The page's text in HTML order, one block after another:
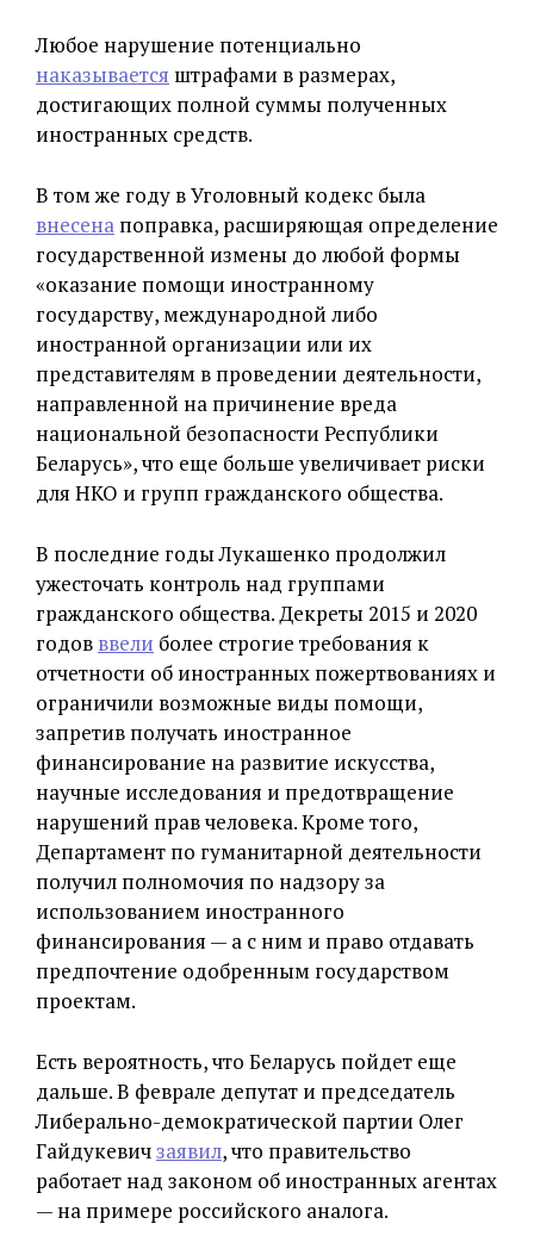
Любое нарушение потенциально
наказывается штрафами в размерах,
достигающих полной суммы полученных
иностранных средств.
В том же году в Уголовный кодекс была
внесена поправка, расширяющая определение
государственной измены до любой формы
«оказание помощи иностранному
государству, международной либо
иностранной организации или их
представителям в проведении деятельности,
направленной на причинение вреда
национальной безопасности Республики
Беларусь», что еще больше увеличивает риски
для НКО и групп гражданского общества.
В последние годы Лукашенко продолжил
ужесточать контроль над группами
гражданского общества. Декреты 2015 и 2020
годов ввели более строгие требования к
отчетности об иностранных пожертвованиях и
ограничили возможные виды помощи,
запретив получать иностранное
финансирование на развитие искусства,
научные исследования и предотвращение
нарушений прав человека. Кроме того,
Департамент по гуманитарной деятельности
получил полномочия по надзору за
использованием иностранного
финансирования — а с ним и право отдавать
предпочтение одобренным государством
проектам.
Есть вероятность, что Беларусь пойдет еще
дальше. В феврале депутат и председатель
Либерально-демократической партии Олег
Гайдукевичзаявил, что правительство
работает над законом об иностранных агентах
— на примере российского аналога.